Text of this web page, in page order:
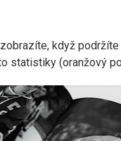
když
statistiky (oranžový